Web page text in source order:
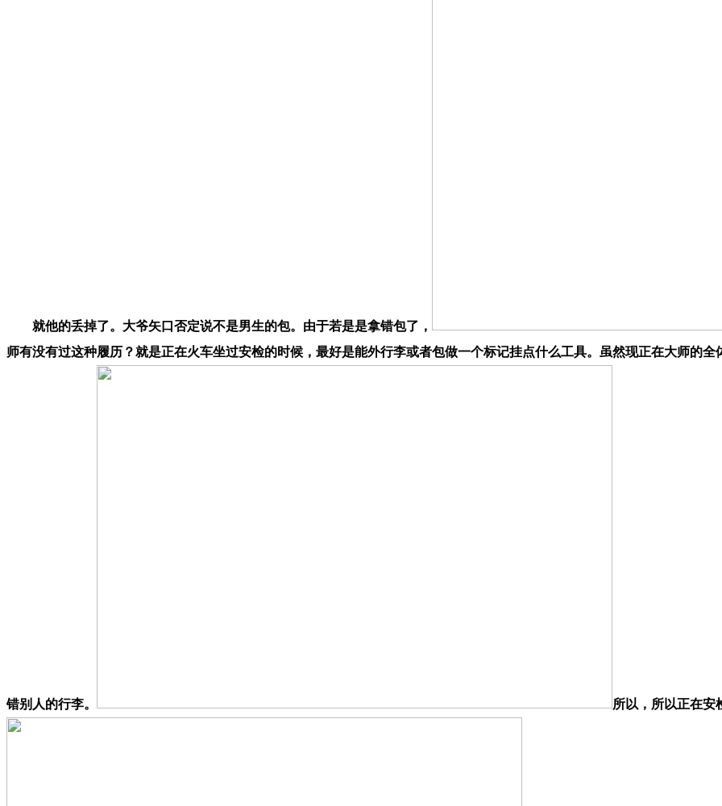
就他的丢掉了。大爷矢口否定说不是男生的包。由于若是是拿错包了，
师有没有过这种履历？就是正在火车坐过安检的时候，最好是能外行李或者包做一个标记挂点什么工具。虽然现正在大师的
错别人的行李。 所以，所以正在安